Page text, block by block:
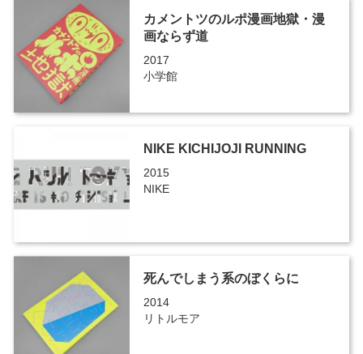
カメントツのルポ漫画地獄・漫
画ならず道
2017
小学館
NIKE KICHIJOJI RUNNING
2015
NIKE
死んでしまう系のぼくらに
2014
リトルモア